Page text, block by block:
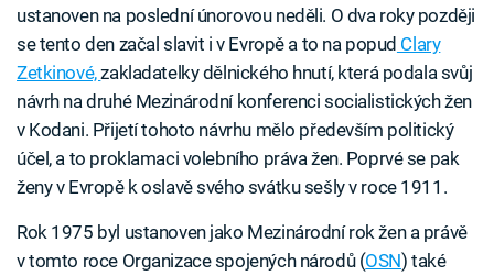
ustanoven na poslední únorovou neděli. O dva roky později
se tento den začal slavit i v Evropě a to na popud Clary
Zetkinové,zakladatelky dělnického hnutí, která podala svůj
návrh na druhé Mezinárodní konferenci socialistických žen
v Kodani. Přijetí tohoto návrhu mělo především politický
účel, a to proklamaci volebního práva žen. Poprvé se pak
ženy v Evropě k oslavě svého svátku sešly v roce 1911.
Rok 1975 byl ustanoven jako Mezinárodní rok žen a právě
v tomto roce Organizace spojených národů (OSN) také